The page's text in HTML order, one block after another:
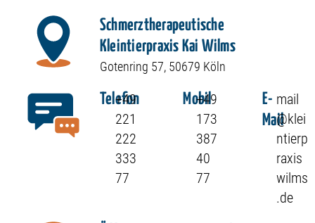
Schmerztherapeutische
Kleintierpraxis Kai Wilms
Gotenring 57, 50679 Köln
Telefon
+49
221
222
333
77
Mobil
+49
173
387
40
77
E-
Mail
mail
@klei
ntierp
raxis
wilms
.de